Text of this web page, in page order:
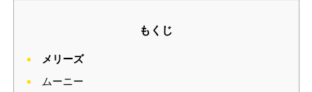
もくじ
メリーズ
ムーニー